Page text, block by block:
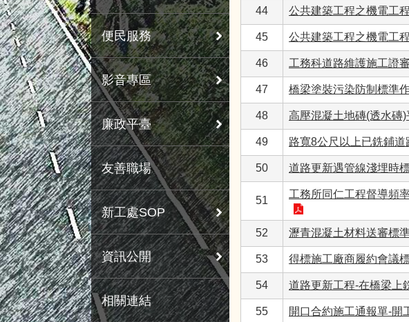
便民服務
影音專區
廉政平臺
友善職場
新工處SOP
資訊公開
相關連結
44 公共建築工程之機電工
45 公共建築工程之機電工
46 工務科道路維護施工證
47 橋梁塗裝污染防制標準
48 高壓混凝土地磚(透水磚
49 路寬8公尺以上已銑鋪
50 道路更新遇管線淺埋時
51
工務所同仁工程督導頻
52 瀝青混凝土材料送審標
53 得標施工廠商履約會議
54 道路更新工程-在橋梁上
55 開口合約施工通報單-開